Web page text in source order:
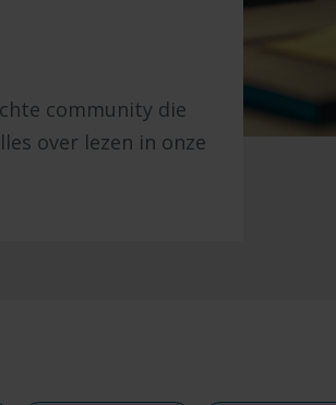
community die
over lezen in onze